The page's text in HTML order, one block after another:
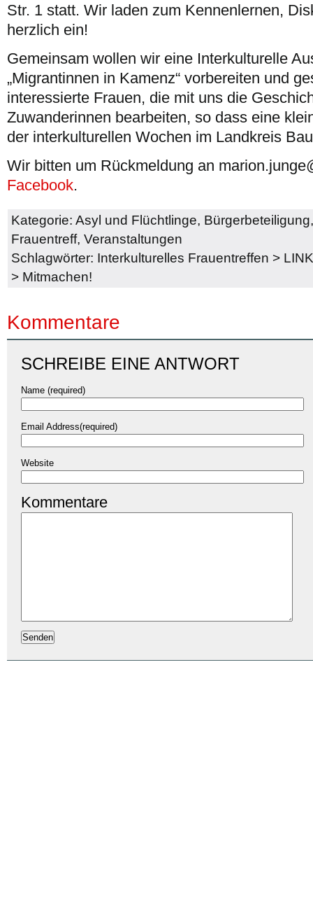
Str. 1 statt. Wir laden zum Kennenlernen,
herzlich ein!
Gemeinsam wollen wir eine Interkulturelle
„Migrantinnen in Kamenz“ vorbereiten und
interessierte Frauen, die mit uns die
Zuwanderinnen bearbeiten, so dass eine
der interkulturellen Wochen im Landkreis
Wir bitten um Rückmeldung an
Facebook.
Kategorie: Asyl und Flüchtlinge, Bürgerbeteiligung
Frauentreff, Veranstaltungen
Schlagwörter: Interkulturelles Frauentreffen >
> Mitmachen!
Kommentare
SCHREIBE EINE ANTWORT
Name (required)
Email Address(required)
Website
Kommentare